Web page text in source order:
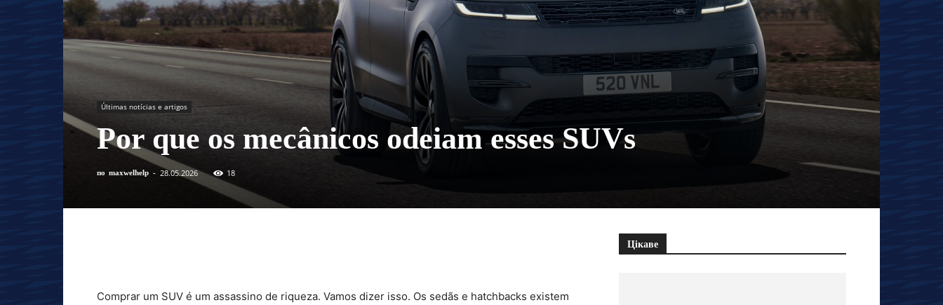
Últimas notícias e artigos
Por que os mecânicos odeiam esses SUVs
по maxwelhelp - 28.05.2026 18
Comprar um SUV é um assassino de riqueza. Vamos dizer isso. Os sedãs e hatchbacks existem
Цікаве